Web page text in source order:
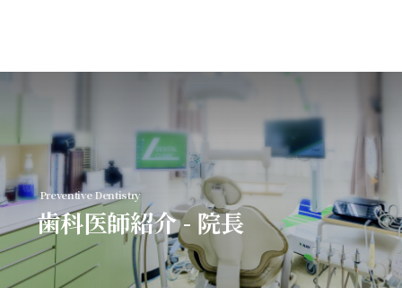
トップページ
初めての方へ
Preventive Dentistry
歯科医師紹介 - 院長